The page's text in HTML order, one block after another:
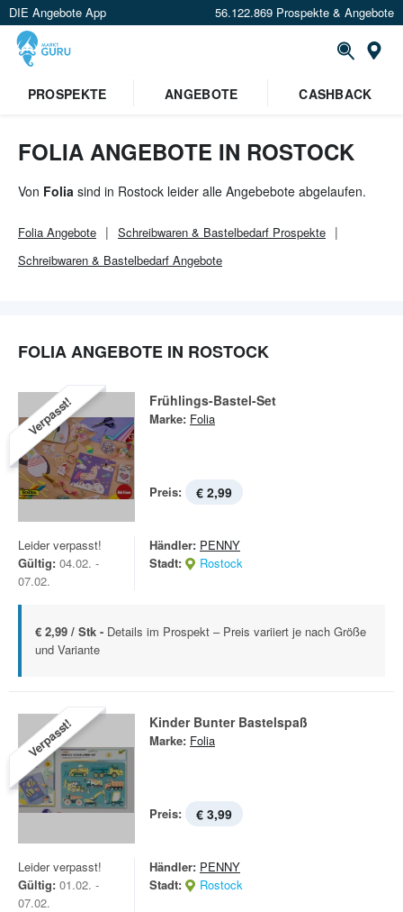
DIE Angebote App 56.122.869 Prospekte & Angebote
PROSPEKTE ANGEBOTE CASHBACK
FOLIA ANGEBOTE IN ROSTOCK
Von Folia sind in Rostock leider alle Angebebote abgelaufen.
Folia Angebote Schreibwaren & Bastelbedarf Prospekte
Schreibwaren & Bastelbedarf Angebote
FOLIA ANGEBOTE IN ROSTOCK
Verpasst! Frühlings-Bastel-Set
Marke: Folia
Preis: € 2,99
Leider verpasst!
Gültig: 04.02. -
07.02.
Händler: PENNY
Stadt:
Rostock
€ 2,99 / Stk - Details im Prospekt – Preis variiert je nach Größe
und Variante
Verpasst! Kinder Bunter Bastelspaß
Marke: Folia
Preis: € 3,99
Leider verpasst!
Gültig: 01.02. -
07.02.
Händler: PENNY
Stadt:
Rostock